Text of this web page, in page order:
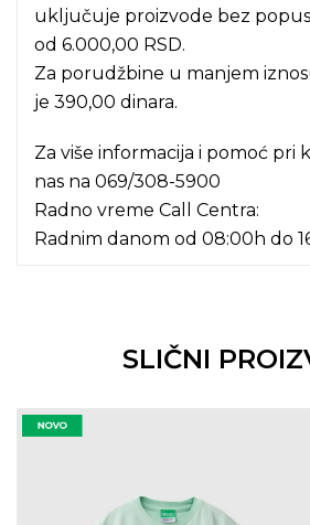
uključuje proizvode bez
od 6.000,00 RSD.
Za porudžbine u manjem
je 390,00 dinara.
Za više informacija i pomoć pri
nas na 069/308-5900
Radno vreme Call Centra:
Radnim danom od 08:00h do
SLIČNI